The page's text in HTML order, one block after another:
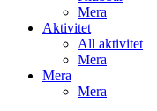
Mera
Aktivitet
All aktivitet
Mera
Mera
Mera